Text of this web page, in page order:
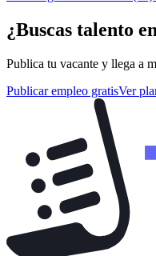
¿Buscas talento en
Publica tu vacante y llega a
Publicar empleo gratisVer